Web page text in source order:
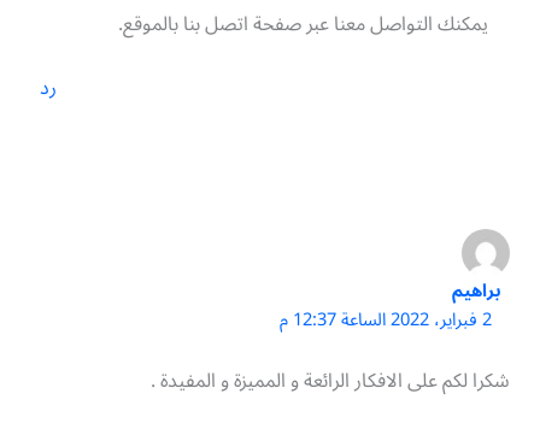
يمكنك التواصل معنا عبر صفحة اتصل بنا بالموقع.
رد
براهيم
2 فبراير، 2022 الساعة 12:37 م
شكرا لكم على الافكار الرائعة و المميزة و المفيدة .